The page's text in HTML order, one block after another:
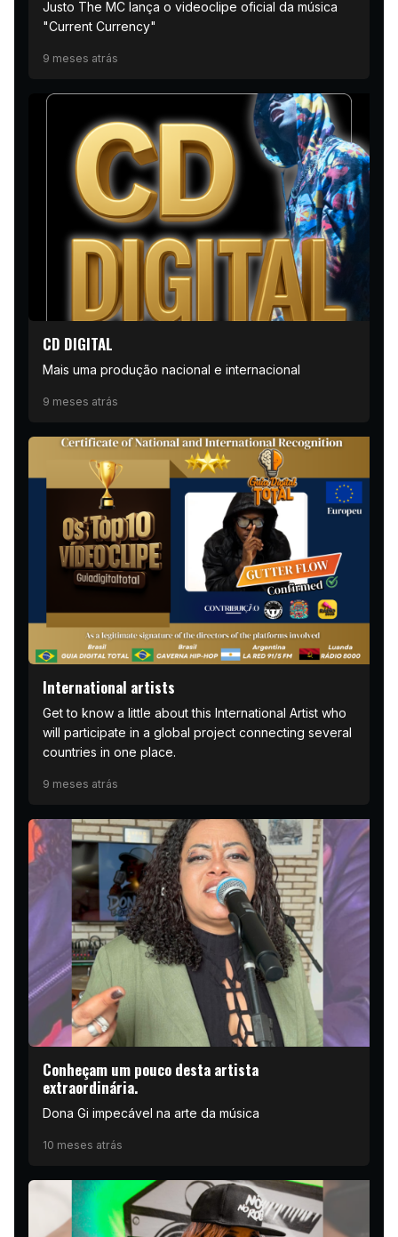
Justo The MC lança o videoclipe oficial da música
"Current Currency"
9 meses atrás
CD DIGITAL
Mais uma produção nacional e internacional
9 meses atrás
International artists
Get to know a little about this International Artist who
will participate in a global project connecting several
countries in one place.
9 meses atrás
Conheçam um pouco desta artista
extraordinária.
Dona Gi impecável na arte da música
10 meses atrás